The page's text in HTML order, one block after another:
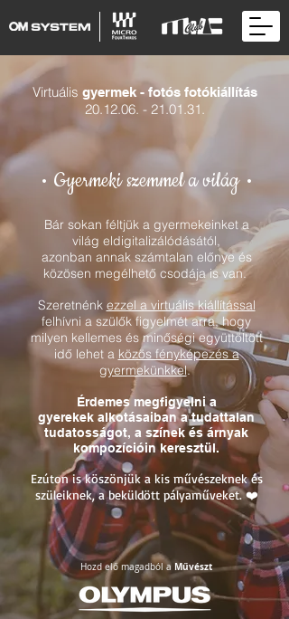
Virtuális gyermek - fotós fotókiállítás
20.12.06. - 21.01.31.
• Gyermeki szemmel a világ•
Bár sokan féltjük a gyermekeinket a
világ eldigitalizálódásától,
azonban annak számtalan előnye és
közösen megélhető csodája is van.
Szeretnénk ezzel a virtuális kiállítással
felhívni a szülők figyelmét arra, hogy
milyen kellemes és minőségi együttöltött
idő lehet a közös fényképezés a
gyermekünkkel.
Érdemes megfigyelni a
gyerekek alkotásaiban a tudattalan
tudatosságot, a színek és árnyak
kompozícióin keresztül.
Ezúton is köszönjük a kis művészeknek és
szüleiknek, a beküldött pályaműveket. ❤️
Hozd elő magadból a Művészt